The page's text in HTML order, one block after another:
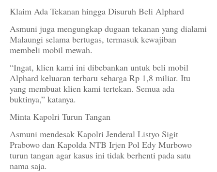
Klaim Ada Tekanan hingga Disuruh Beli Alphard
Asmuni juga mengungkap dugaan tekanan yang dialami
Malaungi selama bertugas, termasuk kewajiban
membeli mobil mewah.
“Ingat, klien kami ini dibebankan untuk beli mobil
Alphard keluaran terbaru seharga Rp 1,8 miliar. Itu
yang membuat klien kami tertekan. Semua ada
buktinya,” katanya.
Minta Kapolri Turun Tangan
Asmuni mendesak Kapolri Jenderal Listyo Sigit
Prabowo dan Kapolda NTB Irjen Pol Edy Murbowo
turun tangan agar kasus ini tidak berhenti pada satu
nama saja.